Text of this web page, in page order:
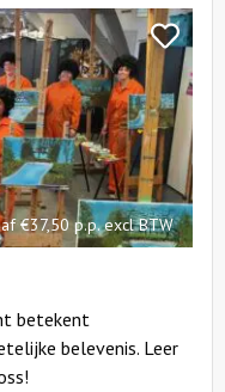
Bekijk
Bob
Ross
€37,50 p.p. excl BTW
betekent
belevenis. Leer